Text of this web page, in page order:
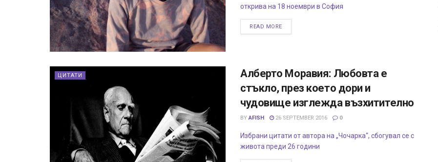
открива на 18 ноември в София
READ MORE
ЦИТАТИ
Алберто Моравия: Любовта е
стъкло, през което дори и
чудовище изглежда възхитително
BY AFISH 26 SEPTEMBER 2016 0
Избрани цитати от автора на „Чочарка“, сбогувал се с
живота преди 26 години